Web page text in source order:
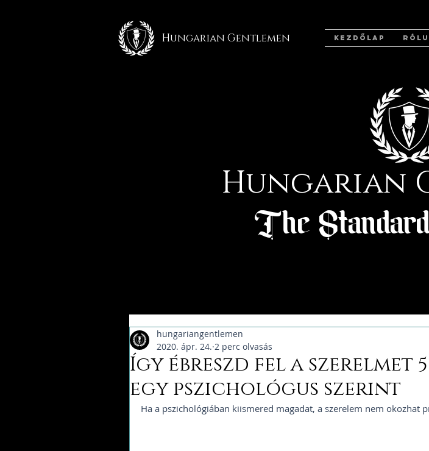
Hungarian Gentlemen KEZDŐLAP
Hungarian
The
Így ébreszd fel a szerelmet
egy pszichológus szerint
hungariangentlemen
2020. ápr. 24. 2 perc olvasás
Ha a pszichológiában kiismered magadat, a szerelem nem okozhat